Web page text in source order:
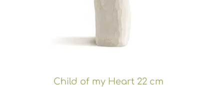
Child of my Heart 22 cm